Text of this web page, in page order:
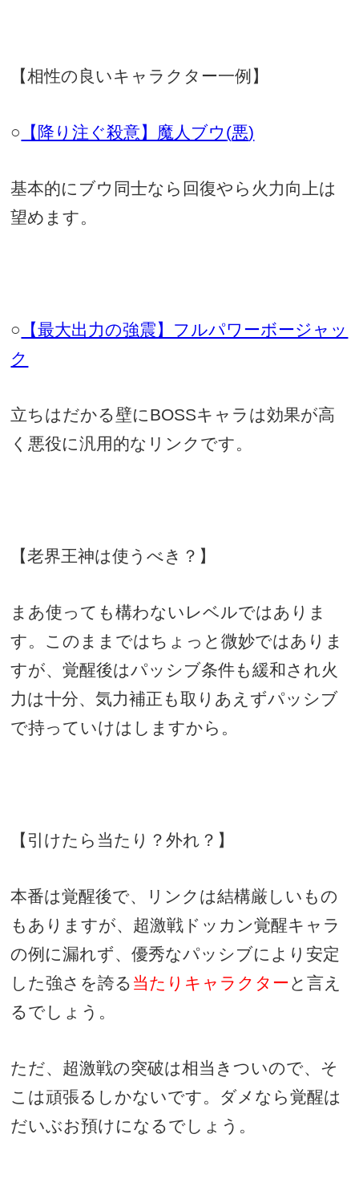
【相性の良いキャラクター一例】
○ 【降り注ぐ殺意】魔人ブウ (悪)
基本的にブウ同士なら回復やら火力向上は
望めます。
○
【最大出力の強震】フルパワーボージャッ
ク
立ちはだかる壁にBOSSキャラは効果が高
く悪役に汎用的なリンクです。
【老界王神は使うべき？】
まあ使っても構わないレベルではありま
す。このままではちょっと微妙ではありま
すが、覚醒後はパッシブ条件も緩和され火
力は十分、気力補正も取りあえずパッシブ
で持っていけはしますから。
【引けたら当たり？外れ？】
本番は覚醒後で、リンクは結構厳しいもの
もありますが、超激戦ドッカン覚醒キャラ
の例に漏れず、優秀なパッシブにより安定
した強さを誇る 当たりキャラクターと言え
るでしょう。
ただ、超激戦の突破は相当きついので、そ
こは頑張るしかないです。ダメなら覚醒は
だいぶお預けになるでしょう。